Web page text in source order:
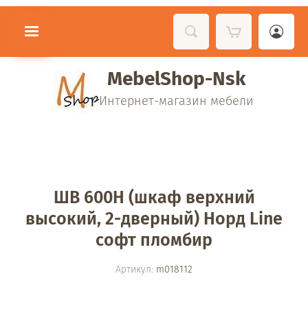
MebelShop-Nsk
Интернет-магазин мебели
ШВ 600Н (шкаф верхний
высокий, 2-дверный) Норд Line
софт пломбир
Артикул: m018112